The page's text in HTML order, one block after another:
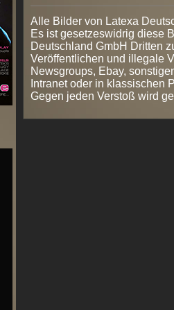
Alle Bilder von Latexa
Es ist gesetzeswidrig diese
Deutschland GmbH Dritten
Veröffentlichen und illegale
Newsgroups, Ebay,
Intranet oder in klassischen
Gegen jeden Verstoß wird